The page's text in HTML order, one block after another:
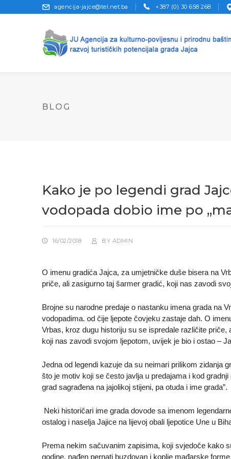
agencija-jajce@tel.net.ba +387 (0) 30 658 268
BLOG
Kako je po legendi grad
vodopada dobio ime po
16/02/2018 BY ADMIN
O imenu gradića Jajca, za umjetničke duše bisera na
priče, ali zasigurno taj šarmer gradić, koji nas zavodi
Brojne su narodne predaje o nastanku imena grada na
vodopadima. od čije ljepote čovjeku zastaje dah. O
Vrbas, kroz dugu historiju su se ispredale različite
koji nas zavodi svojom ljepotom, uvijek je bio i ostao –
Jedna od legendi kazuje da su neimari prilikom zidanja
što je motiv koji se često javlja u predajama i kod
grad sagrađena na jajolikoj stijeni, pa otuda i ime grada”.
Neki historičari ime grada dovode sa imenom
ostalog i naselja Jajice na lijevoj obali ljepotice Une u
Prema nekim sačuvanim zapisima, koji svjedoče kako
godine, nađen pernati buzdovan i koplje mađarske